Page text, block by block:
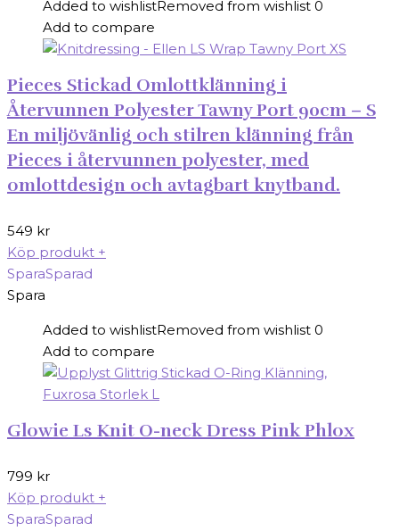
Added to wishlistRemoved from wishlist 0
Add to compare
Pieces Stickad Omlottklänning i
Återvunnen Polyester Tawny Port 90cm – S
En miljövänlig och stilren klänning från
Pieces i återvunnen polyester, med
omlottdesign och avtagbart knytband.
549 kr
Köp produkt +
SparaSparad
Spara
Added to wishlistRemoved from wishlist 0
Add to compare
Glowie Ls Knit O-neck Dress Pink Phlox
799 kr
Köp produkt +
SparaSparad